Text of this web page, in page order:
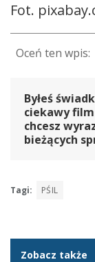
Fot.
Byłeś
ciekawy
chcesz
bieżących
Tagi: PŚIL
Zobacz także